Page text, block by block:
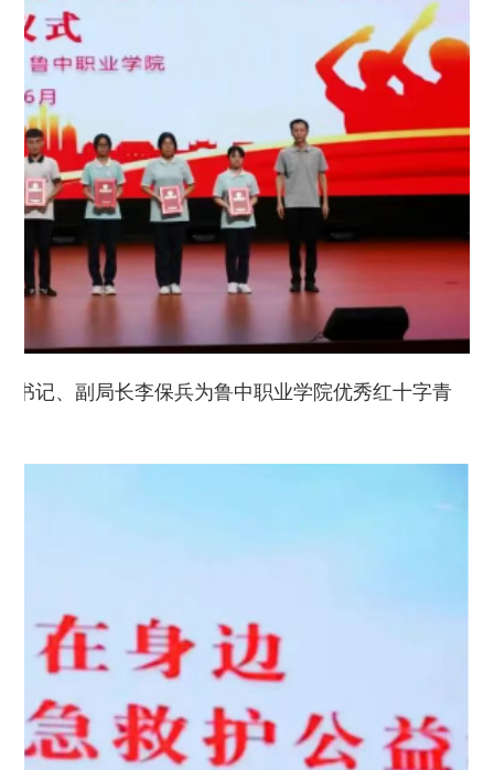
书记、副局长李保兵为鲁中职业学院优秀红十字青